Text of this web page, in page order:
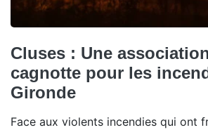
Cluses : Une
cagnotte pour les
Gironde
Face aux violents incendies qui ont